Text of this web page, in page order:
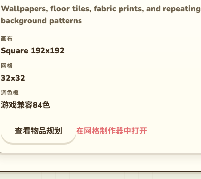
Wallpapers, floor tiles, fabric prints, and repeating
background patterns
画布
Square 192x192
网格
32x32
调色板
游戏兼容84色
查看物品规划 在网格制作器中打开